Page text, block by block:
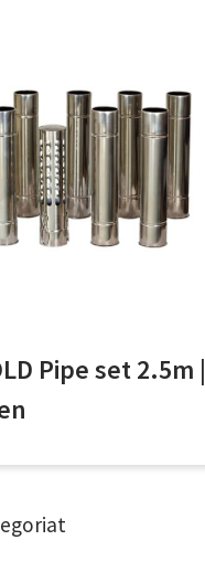
Pipe set 2.5m |